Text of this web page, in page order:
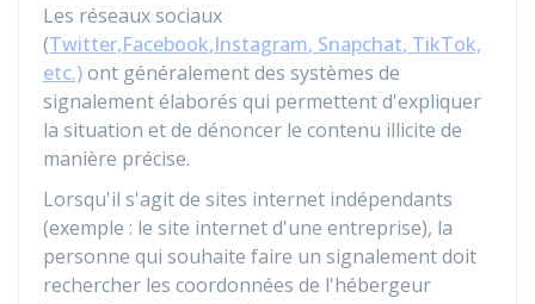
Les réseaux sociaux
(Twitter,Facebook,Instagram, Snapchat, TikTok,
etc.)ont généralement des systèmes de
signalement élaborés qui permettent d'expliquer
la situation et de dénoncer le contenu illicite de
manière précise.
Lorsqu'il s'agit de sites internet indépendants
(exemple : le site internet d'une entreprise), la
personne qui souhaite faire un signalement doit
rechercher les coordonnées de l'hébergeur